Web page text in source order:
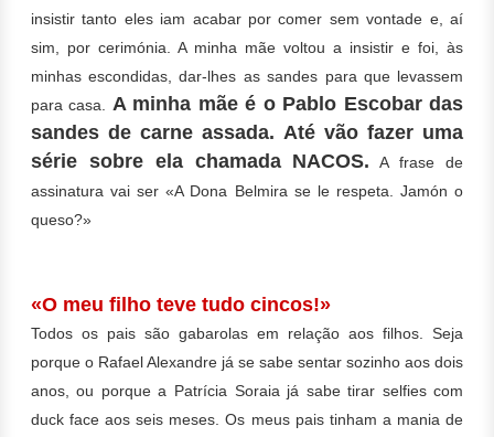
insistir tanto eles iam acabar por comer sem vontade e, aí
sim, por cerimónia. A minha mãe voltou a insistir e foi, às
minhas escondidas, dar-lhes as sandes para que levassem
para casa. A minha mãe é o Pablo Escobar das
sandes de carne assada. Até vão fazer uma
série sobre ela chamada NACOS. A frase de
assinatura vai ser «A Dona Belmira se le respeta. Jamón o
queso?»
«O meu filho teve tudo cincos!»
Todos os pais são gabarolas em relação aos filhos. Seja
porque o Rafael Alexandre já se sabe sentar sozinho aos dois
anos, ou porque a Patrícia Soraia já sabe tirar selfies com
duck face aos seis meses. Os meus pais tinham a mania de